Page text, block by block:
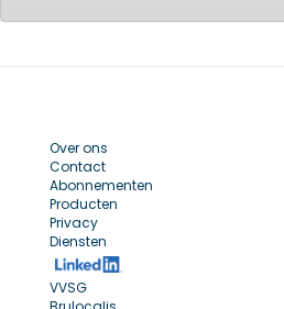
Over ons
Contact
Abonnementen
Producten
Privacy
Diensten
VVSG